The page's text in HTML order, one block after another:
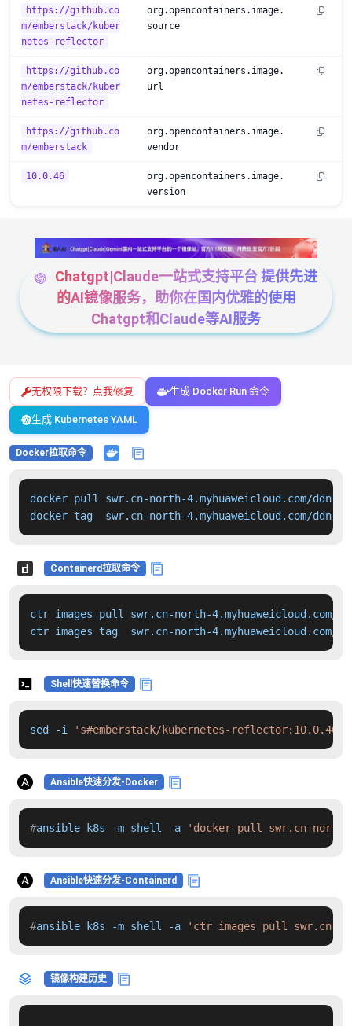
https://github.co
m/emberstack/kuber
netes-reflector
org.opencontainers.image.
source
https://github.co
m/emberstack/kuber
netes-reflector
org.opencontainers.image.
url
https://github.co
m/emberstack
org.opencontainers.image.
vendor
10.0.46
org.opencontainers.image.
version
Chatgpt|Claude一站式支持平台 提供先进
的AI镜像服务，助你在国内优雅的使用
Chatgpt和Claude等AI服务
无权限下载？点我修复 生成 Docker Run 命令
生成 Kubernetes YAML
Docker拉取命令
docker pull swr.cn-north-4.myhuaweicloud.com/
docker tag  swr.cn-north-4.myhuaweicloud.com/
Containerd拉取命令
ctr images pull swr.cn-north-4.myhuaweicloud.com/
ctr images tag  swr.cn-north-
Shell快速替换命令
sed -i 's#emberstack/kubernetes-
Ansible快速分发-Docker
#ansible k8s -m shell -a 'docker pull swr.cn-north-
Ansible快速分发-Containerd
#ansible k8s -m shell -a 'ctr images pull swr.cn-
镜像构建历史